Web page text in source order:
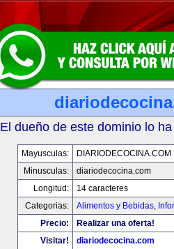
El dueño de este dominio lo
Mayusculas:
DIARIODECOCINA.COM
Minusculas:
diariodecocina.com
Longitud:
14 caracteres
Categorias:
Alimentos y Bebidas,
Precio:
Realizar una oferta!
Visitar!
diariodecocina.com